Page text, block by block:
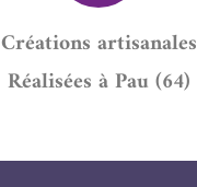
Créations artisanales
Réalisées à Pau (64)